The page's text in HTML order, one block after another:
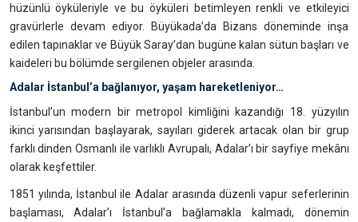
hüzünlü öyküleriyle ve bu öyküleri betimleyen renkli ve etkileyici
gravürlerle devam ediyor. Büyükada’da Bizans döneminde inşa
edilen tapınaklar ve Büyük Saray’dan bugüne kalan sütun başları ve
kaideleri bu bölümde sergilenen objeler arasında.
Adalar İstanbul’a bağlanıyor, yaşam hareketleniyor…
İstanbul’un modern bir metropol kimliğini kazandığı 18. yüzyılın
ikinci yarısından başlayarak, sayıları giderek artacak olan bir grup
farklı dinden Osmanlı ile varlıklı Avrupalı, Adalar’ı bir sayfiye mekânı
olarak keşfettiler.
1851 yılında, İstanbul ile Adalar arasında düzenli vapur seferlerinin
başlaması, Adalar’ı İstanbul’a bağlamakla kalmadı, dönemin